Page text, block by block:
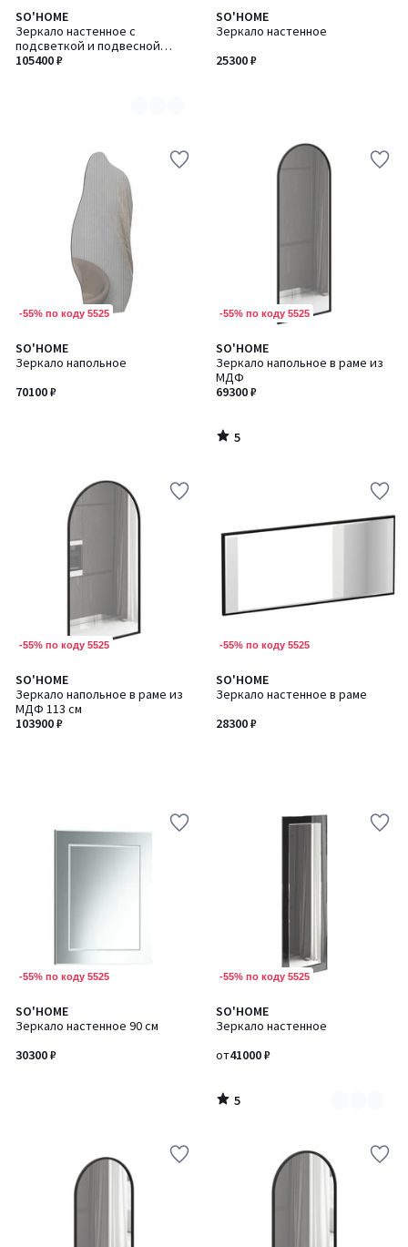
SO'HOME
Зеркало настенное с
подсветкой и подвесной
тумбой
105400 ₽
Количество
цветов:
2
SO'HOME
Зеркало настенное
25300 ₽
-55% по коду 5525
SO'HOME
Зеркало напольное
70100 ₽
-55% по коду 5525
SO'HOME
Зеркало напольное в раме из
МДФ
69300 ₽
5
/
5
5
/
-55% по коду 5525
SO'HOME
Зеркало напольное в раме из
МДФ 113 см
103900 ₽
-55% по коду 5525
SO'HOME
Зеркало настенное в раме
28300 ₽
-55% по коду 5525
SO'HOME
Зеркало настенное 90 см
30300 ₽
-55% по коду 5525
SO'HOME
Зеркало настенное
от41000 ₽
5
/
Количество
цветов:
5
/